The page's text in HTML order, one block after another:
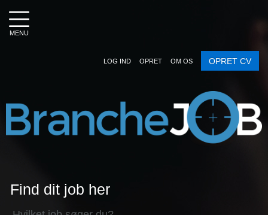
MENU
LOG IND OPRET OM OS OPRET CV
Find dit job her